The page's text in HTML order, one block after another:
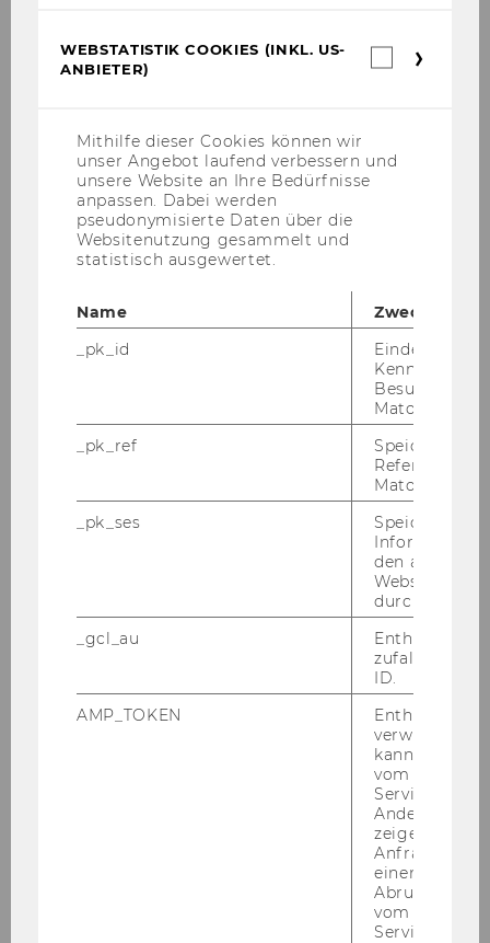
WEBSTATISTIK COOKIES (INKL. US-
ANBIETER)
Mithilfe dieser Cookies können wir
unser Angebot laufend verbessern und
unsere Website an Ihre Bedürfnisse
anpassen. Dabei werden
pseudonymisierte Daten über die
Websitenutzung gesammelt und
statistisch ausgewertet.
Name
Zweck
_pk_id
Eindeutige
Besuchers
Matomo.
_pk_ref
Speicherung
Referrers
Matomo.
_pk_ses
Speicherung
den aktuellen
durch
_gcl_au
Enthält eine
ID.
AMP_TOKEN
Enthält ein
verwendet
kann, um
vom AMP-
Service
Andere
zeigen Opt-
Anfrage im
einen Fehler
Abrufen
vom AMP
Service an.